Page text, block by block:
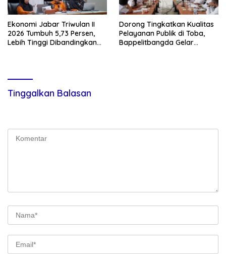
Ekonomi Jabar Triwulan II
2026 Tumbuh 5,73 Persen,
Lebih Tinggi Dibandingkan
Dorong Tingkatkan Kualitas
Pelayanan Publik di Toba,
Bappelitbangda Gelar
Tinggalkan Balasan